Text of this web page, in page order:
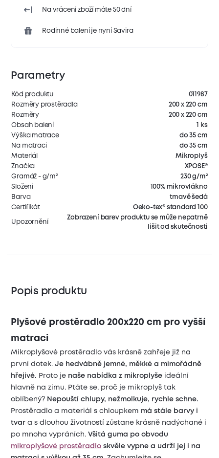
Na vrácení zboží máte 50 dní
Rodinné balení je nyní Savira
Parametry
Kód produktu
011987
Rozměry prostěradla
200 x 220 cm
Rozměry
200 x 220 cm
Obsah balení
1 ks
Výška matrace
do 35 cm
Na matraci
do 35 cm
Materiál
Mikroplyš
Značka
XPOSE®
Gramáž - g/m²
230 g/m²
Složení
100% mikrovlákno
Barva
tmavě šedá
Certifikát
Oeko-tex® standard 100
Upozornění
Zobrazení barev produktu se může nepatrně
lišit od skutečnosti
Popis produktu
Plyšové prostěradlo 200x220 cm pro vyšší
matraci
Mikroplyšové prostěradlo vás krásně zahřeje již na
první dotek.Je hedvábně jemné, měkké a mimořádně
hřejivé. Proto je naše nabídka z mikroplyše ideální
hlavně na zimu. Ptáte se, proč je mikroplyš tak
oblíbený? Nepouští chlupy, nežmolkuje, rychle schne.
Prostěradlo a materiál s chloupkem má stále barvy i
tvara s dlouhou životností zůstane krásně nadýchané i
po mnoha vypráních.Všitá guma po obvodu
mikroplyšové prostěradlo skvěle vypne a udrží jej i na